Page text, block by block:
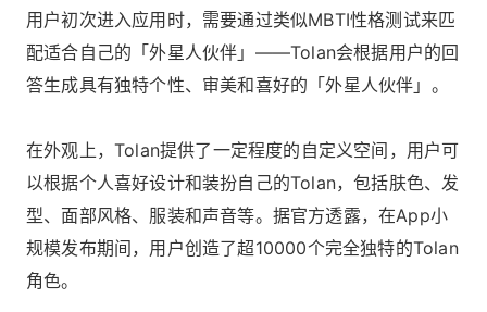
用户初次进入应用时，需要通过类似MBTI性格测试来匹
配适合自己的「外星人伙伴」——Tolan会根据用户的回
答生成具有独特个性、审美和喜好的「外星人伙伴」。
在外观上，Tolan提供了一定程度的自定义空间，用户可
以根据个人喜好设计和装扮自己的Tolan，包括肤色、发
型、面部风格、服装和声音等。据官方透露，在App小
规模发布期间，用户创造了超10000个完全独特的Tolan
角色。